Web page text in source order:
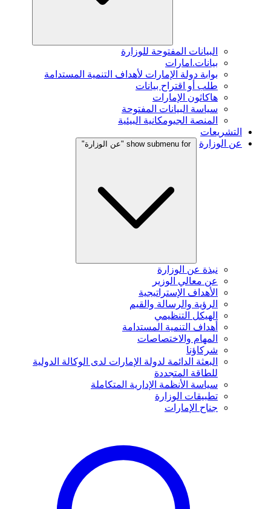
البيانات المفتوحة للوزارة
بيانات.امارات
بوابة دولة الإمارات لأهداف التنمية المستدامة
طلب أو اقتراح بيانات
هاكاثون الإمارات
سياسة البيانات المفتوحة
المنصة الجيومكانية البيئية
التشريعات
عن الوزارة
show submenu for "عن الوزارة"
نبذة عن الوزارة
عن معالي الوزير
الأهداف الإستراتيجية
الرؤية والرسالة والقيم
الهيكل التنظيمي
أهداف التنمية المستدامة
المهام والاختصاصات
شركاؤنا
البعثة الدائمة لدولة الإمارات لدى الوكالة الدولية
للطاقة المتجددة
سياسة الأنظمة الإدارية المتكاملة
تطبيقات الوزارة
جناح الإمارات